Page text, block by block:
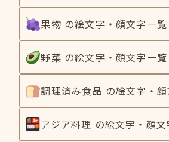
果物 の絵文字・顔文字一覧
野菜 の絵文字・顔文字一覧
調理済み食品 の絵文字・
アジア料理 の絵文字・顔